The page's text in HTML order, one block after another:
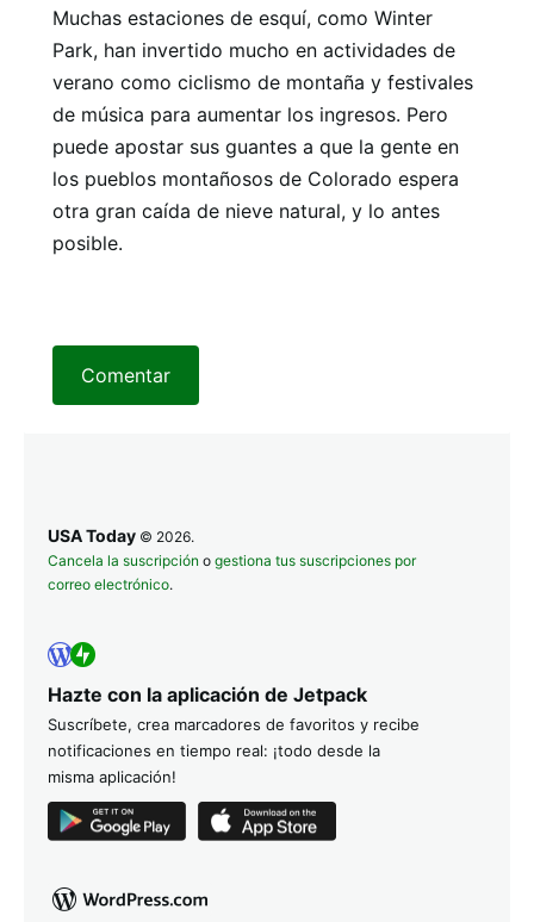
Muchas estaciones de esquí, como Winter
Park, han invertido mucho en actividades de
verano como ciclismo de montaña y festivales
de música para aumentar los ingresos. Pero
puede apostar sus guantes a que la gente en
los pueblos montañosos de Colorado espera
otra gran caída de nieve natural, y lo antes
posible.
Comentar
USA Today © 2026.
Cancela la suscripción o gestiona tus suscripciones por
correo electrónico.
Hazte con la aplicación de Jetpack
Suscríbete, crea marcadores de favoritos y recibe
notificaciones en tiempo real: ¡todo desde la
misma aplicación!